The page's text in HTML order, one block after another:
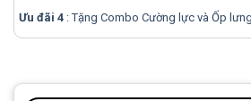
Ưu đãi 4 : Tặng Combo Cường lực và Ốp